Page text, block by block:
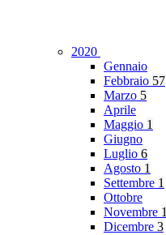
2020
Gennaio
Febbraio 57
Marzo 5
Aprile
Maggio 1
Giugno
Luglio 6
Agosto 1
Settembre 1
Ottobre
Novembre 1
Dicembre 3